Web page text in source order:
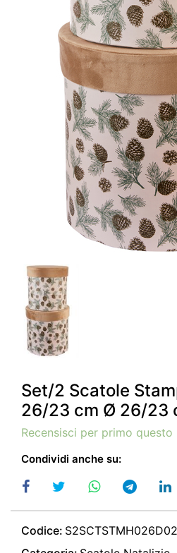
Set/2 Scatole
26/23 cm Ø 26/23
Recensisci per primo
Condividi anche su:
Codice: